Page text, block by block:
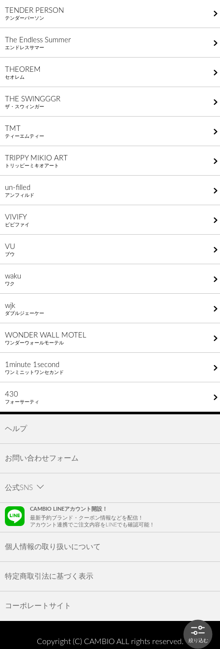
TENDER PERSON
テンダーパーソン
The Endless Summer
エンドレスサマー
THEOREM
セオレム
THE SWINGGGR
ザ・スウィンガー
TMT
ティーエムティー
TRIPPY MIKIO ART
トリッピーミキオアート
un-filled
アンフィルド
VIVIFY
ビビファイ
VU
ブウ
waku
ワク
wjk
ダブルジェーケー
WONDER WALL MOTEL
ワンダーウォールモーテル
1minute​ 1second
ワンミニットワンセカンド
430
フォーサーティ
ヘルプ
お問い合わせフォーム
公式SNS
CAMBIO LINEアカウント開設！
最新予約ブランド・クーポン情報などを配信！
アカウント連携でご注文内容をLINEでも確認可能！
個人情報の取り扱いについて
特定商取引法に基づく表示
コーポレートサイト
Copyright (C) CAMBIO ALL rights reserved.